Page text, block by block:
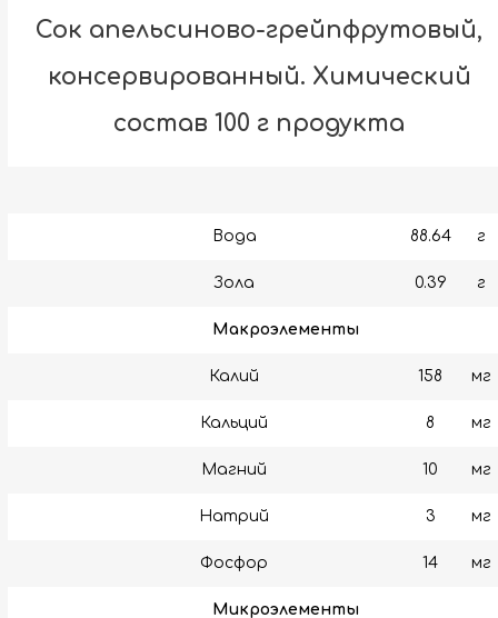
Сок апельсиново-грейпфрутовый,
консервированный. Химический
состав 100 г продукта
Вода 88.64 г
Зола 0.39 г
Макроэлементы
Калий 158 мг
Кальций 8 мг
Магний 10 мг
Натрий 3 мг
Фосфор 14 мг
Микроэлементы